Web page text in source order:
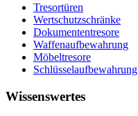
Tresortüren
Wertschutzschränke
Dokumententresore
Waffenaufbewahrung
Möbeltresore
Schlüsselaufbewahrung
Wissenswertes